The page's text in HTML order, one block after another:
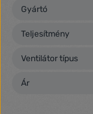
Gyártó
Teljesítmény
Ventilátor típus
Ár